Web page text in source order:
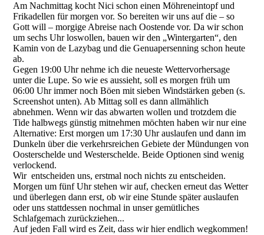
Am Nachmittag kocht Nici schon einen Möhreneintopf und
Frikadellen für morgen vor. So bereiten wir uns auf die – so
Gott will – morgige Abreise nach Oostende vor. Da wir schon
um sechs Uhr loswollen, bauen wir den „Wintergarten“, den
Kamin von de Lazybag und die Genuapersenning schon heute
ab.
Gegen 19:00 Uhr nehme ich die neueste Wettervorhersage
unter die Lupe. So wie es aussieht, soll es morgen früh um
06:00 Uhr immer noch Böen mit sieben Windstärken geben (s.
Screenshot unten). Ab Mittag soll es dann allmählich
abnehmen. Wenn wir das abwarten wollen und trotzdem die
Tide halbwegs günstig mitnehmen möchten haben wir nur eine
Alternative: Erst morgen um 17:30 Uhr auslaufen und dann im
Dunkeln über die verkehrsreichen Gebiete der Mündungen von
Oosterschelde und Westerschelde. Beide Optionen sind wenig
verlockend.
Wir entscheiden uns, erstmal noch nichts zu entscheiden.
Morgen um fünf Uhr stehen wir auf, checken erneut das Wetter
und überlegen dann erst, ob wir eine Stunde später auslaufen
oder uns stattdessen nochmal in unser gemütliches
Schlafgemach zurückziehen...
Auf jeden Fall wird es Zeit, dass wir hier endlich wegkommen!